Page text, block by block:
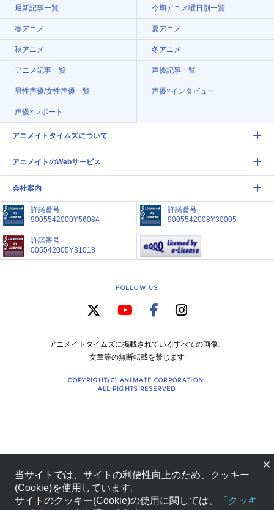
最新記事一覧 今期アニメ曜日別一覧
春アニメ 夏アニメ
秋アニメ 冬アニメ
アニメ記事一覧 声優記事一覧
男性声優/女性声優一覧 声優×インタビュー
声優×レポート
アニメイトタイムズについて
アニメイトのWebサービス
会社案内
許諾番号
9005542009Y56084
許諾番号
9005542008Y30005
許諾番号
005542005Y31018
FOLLOW US
アニメイトタイムズに掲載されているすべての画像、
文章等の無断転載を禁じます
COPYRIGHT(C) ANIMATE CORPORATION.
ALL RIGHTS RESERVED
×
当サイトでは、サイトの利便性向上のため、クッキー
(Cookie)を使用しています。
サイトのクッキー(Cookie)の使用に関しては、
「クッキ